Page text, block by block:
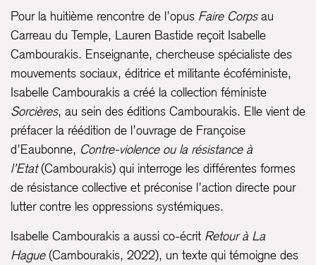
Pour la huitième rencontre de l’opus Faire Corpsau
Carreau du Temple, Lauren Bastide reçoit Isabelle
Cambourakis. Enseignante, chercheuse spécialiste des
mouvements sociaux, éditrice et militante écoféministe,
Isabelle Cambourakis a créé la collection féministe
Sorcières, au sein des éditions Cambourakis. Elle vient de
préfacer la réédition de l’ouvrage de Françoise
d’Eaubonne, Contre-violence ou la résistance à
l’Etat(Cambourakis) qui interroge les différentes formes
de résistance collective et préconise l’action directe pour
lutter contre les oppressions systémiques.
Isabelle Cambourakis a aussi co-écrit Retour à La
Hague(Cambourakis, 2022), un texte qui témoigne des